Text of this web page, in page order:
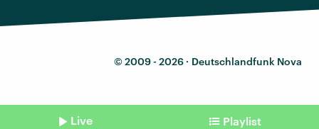
© 2009 - 2026 · Deutschlandfunk Nova
Live Playlist